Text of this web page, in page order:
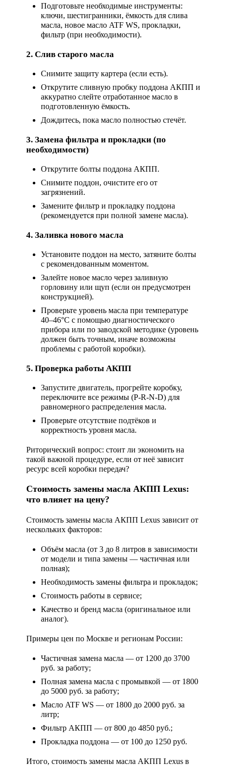
Подготовьте необходимые инструменты:
ключи, шестигранники, ёмкость для слива
масла, новое масло ATF WS, прокладки,
фильтр (при необходимости).
2. Слив старого масла
Снимите защиту картера (если есть).
Открутите сливную пробку поддона АКПП и
аккуратно слейте отработанное масло в
подготовленную ёмкость.
Дождитесь, пока масло полностью стечёт.
3. Замена фильтра и прокладки (по
необходимости)
Открутите болты поддона АКПП.
Снимите поддон, очистите его от
загрязнений.
Замените фильтр и прокладку поддона
(рекомендуется при полной замене масла).
4. Заливка нового масла
Установите поддон на место, затяните болты
с рекомендованным моментом.
Залейте новое масло через заливную
горловину или щуп (если он предусмотрен
конструкцией).
Проверьте уровень масла при температуре
40–46°C с помощью диагностического
прибора или по заводской методике (уровень
должен быть точным, иначе возможны
проблемы с работой коробки).
5. Проверка работы АКПП
Запустите двигатель, прогрейте коробку,
переключите все режимы (P-R-N-D) для
равномерного распределения масла.
Проверьте отсутствие подтёков и
корректность уровня масла.
Риторический вопрос: стоит ли экономить на
такой важной процедуре, если от неё зависит
ресурс всей коробки передач?
Стоимость замены масла АКПП Lexus:
что влияет на цену?
Стоимость замены масла АКПП Lexusзависит от
нескольких факторов:
Объём масла (от 3 до 8 литров в зависимости
от модели и типа замены — частичная или
полная);
Необходимость замены фильтра и прокладок;
Стоимость работы в сервисе;
Качество и бренд масла (оригинальное или
аналог).
Примеры цен по Москве и регионам России:
Частичная замена масла — от 1200 до 3700
руб. за работу;
Полная замена масла с промывкой — от 1800
до 5000 руб. за работу;
Масло ATF WS — от 1800 до 2000 руб. за
литр;
Фильтр АКПП — от 800 до 4850 руб.;
Прокладка поддона — от 100 до 1250 руб.
Итого, стоимость замены масла АКПП Lexusв